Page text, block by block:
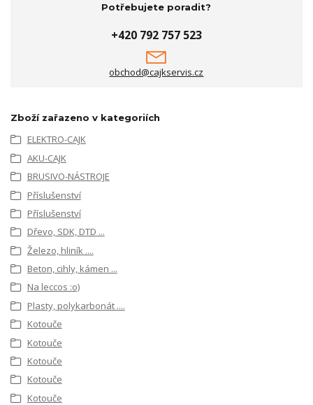
Potřebujete poradit?
+420 792 757 523
obchod@cajkservis.cz
Zboží zařazeno v kategoriích
ELEKTRO-CAJK
AKU-CAJK
BRUSIVO-NÁSTROJE
Příslušenství
Příslušenství
Dřevo, SDK, DTD ...
Železo, hliník ....
Beton, cihly, kámen ...
Na leccos :o)
Plasty, polykarbonát ....
Kotouče
Kotouče
Kotouče
Kotouče
Kotouče